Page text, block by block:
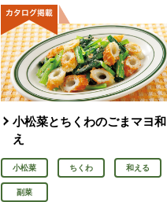
小松菜とちくわのごまマヨ和
え
小松菜 ちくわ 和える
副菜